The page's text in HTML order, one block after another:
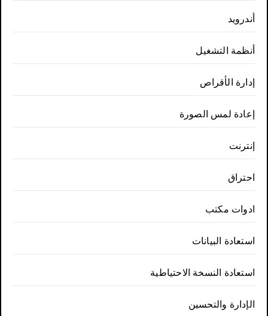
أندرويد
أنظمة التشغيل
إدارة الأقراص
إعادة لمس الصورة
إنترنت
احتراق
ادوات مكتب
استعادة البيانات
استعادة النسخة الاحتياطية
الإدارة والتحسين